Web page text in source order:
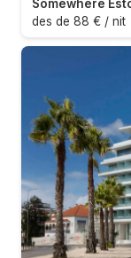
Somewhere
des de 88 € / nit